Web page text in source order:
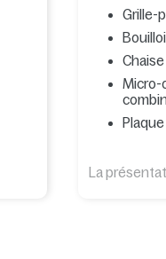
Grille-
Micro-
La